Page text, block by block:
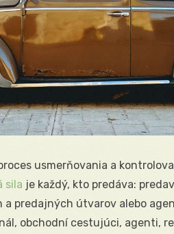
usmerňovania a
sila je každý, kto predáva:
predajných útvarov alebo
obchodní cestujúci, agenti,